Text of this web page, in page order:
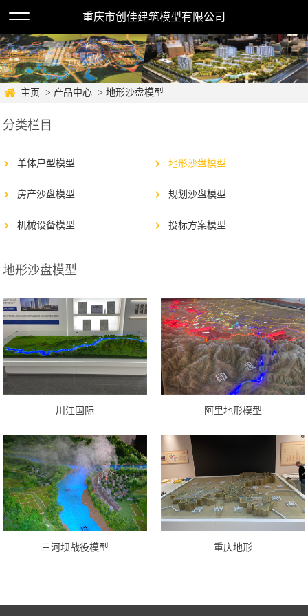
重庆市创佳建筑模型有限公司
主页 > 产品中心 > 地形沙盘模型
分类栏目
单体户型模型 地形沙盘模型
房产沙盘模型 规划沙盘模型
机械设备模型 投标方案模型
地形沙盘模型
川江国际 阿里地形模型
三河坝战役模型 重庆地形